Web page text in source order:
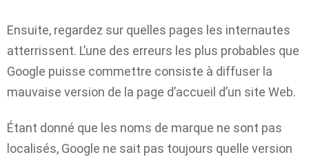
Ensuite, regardez sur quelles pages les internautes
atterrissent. L’une des erreurs les plus probables que
Google puisse commettre consiste à diffuser la
mauvaise version de la page d’accueil d’un site Web.
Étant donné que les noms de marque ne sont pas
localisés, Google ne sait pas toujours quelle version